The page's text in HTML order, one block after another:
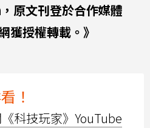
原文刊登於合作媒體
獲授權轉載。》
！
科技玩家》YouTube